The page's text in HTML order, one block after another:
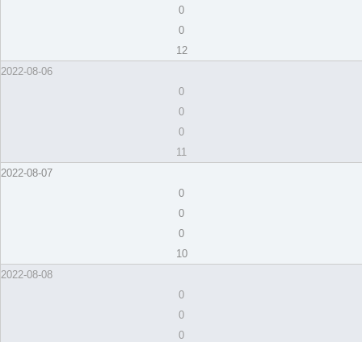
0
0
12
2022-08-06
0
0
0
11
2022-08-07
0
0
0
10
2022-08-08
0
0
0